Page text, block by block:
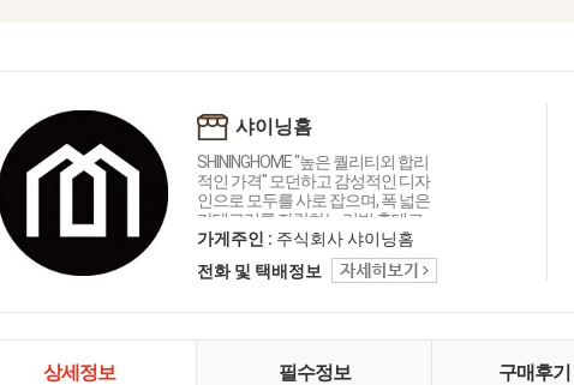
샤이닝홈
SHININGHOME "높은 퀄리티외 합리
적인 가격" 모던하고 감성적인 디자
인으로 모두를 사로 잡으며, 폭 넓은
카테고리를 자랑하는 리빙 홈데코
인테리어 샤이닝홈입니다.
가게주인 : 주식회사 샤이닝홈
전화 및 택배정보
상세정보 필수정보 구매후기